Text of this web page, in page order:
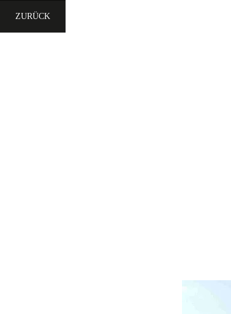
ZURÜCK